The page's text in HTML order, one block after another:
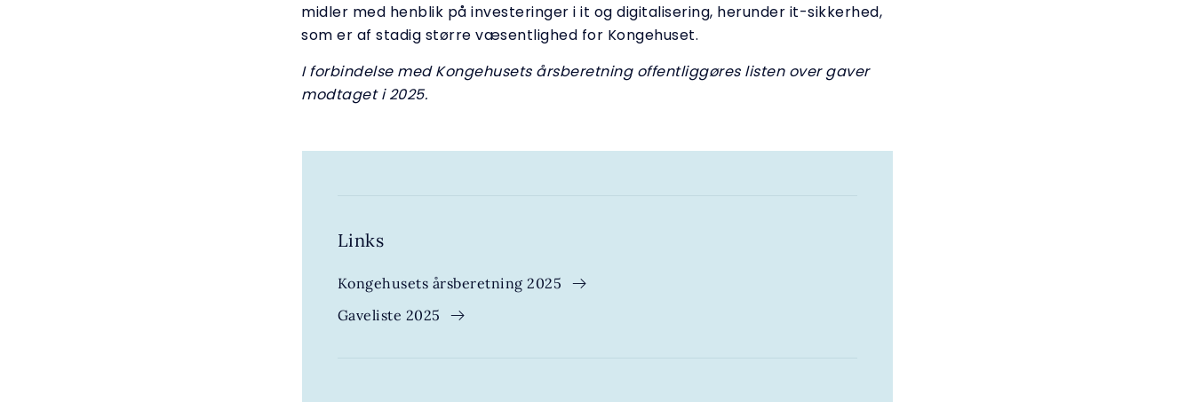
midler med henblik på investeringer i it og digitalisering, herunder it-sikkerhed,
som er af stadig større væsentlighed for Kongehuset.
I forbindelse med Kongehusets årsberetning offentliggøres listen over gaver
modtaget i 2025.
Links
Kongehusets årsberetning 2025
Gaveliste 2025